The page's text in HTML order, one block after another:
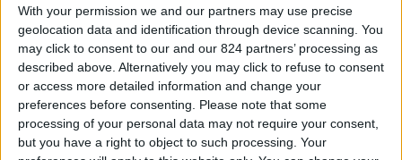
With your permission we and our partners may use precise
geolocation data and identification through device scanning. You
may click to consent to our and our 824 partners’ processing as
described above. Alternatively you may click to refuse to consent
or access more detailed information and change your
preferences before consenting.
Please note that some
processing of your personal data may not require your consent,
but you have a right to object to such processing. Your
alcuni dei quali sono ancora in ristampa, col
nome diLinda Perina”.